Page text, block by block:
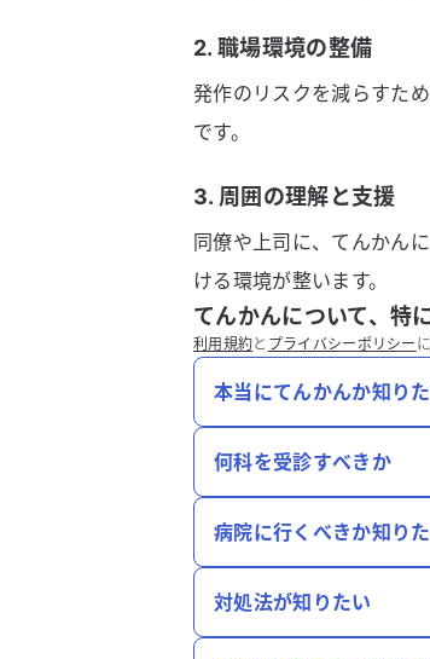
2. 職場環境の整備
発作のリスクを減らすた
です。
3. 周囲の理解と支援
同僚や上司に、てんかん
ける環境が整います。
てんかんについて、特
利用規約と プライバシーポリシー
本当にてんかんか知り
何科を受診すべきか
病院に行くべきか知り
対処法が知りたい